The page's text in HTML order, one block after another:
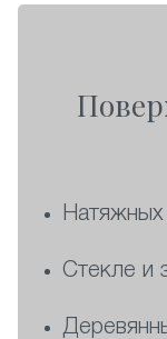
Натяжных
Стекле и